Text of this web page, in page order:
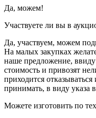
Да, можем!
Участвуете ли вы в
Да, участвуем, можем
На малых закупках
наше предложение,
стоимость и привозят
приходится
принимать, в виду указа
Можете изготовить по